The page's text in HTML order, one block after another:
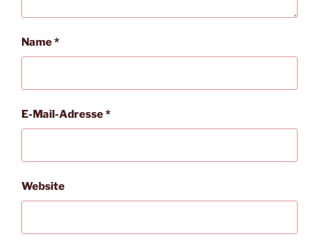
Name*
E-Mail-Adresse*
Website